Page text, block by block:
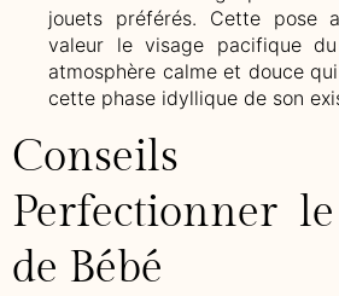
jouets préférés. Cette pose
valeur le visage pacifique
atmosphère calme et douce
cette phase idyllique de son
Perfectionner
de Bébé